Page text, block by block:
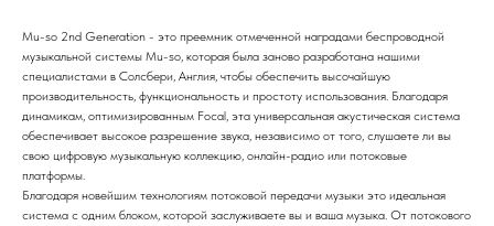
Mu-so 2nd Generation - это преемник отмеченной наградами беспроводной
музыкальной системы Mu-so, которая была заново разработана нашими
специалистами в Солсбери, Англия, чтобы обеспечить высочайшую
производительность, функциональность и простоту использования. Благодаря
динамикам, оптимизированным Focal, эта универсальная акустическая система
обеспечивает высокое разрешение звука, независимо от того, слушаете ли вы
свою цифровую музыкальную коллекцию, онлайн-радио или потоковые
платформы.
Благодаря новейшим технологиям потоковой передачи музыки это идеальная
система с одним блоком, которой заслуживаете вы и ваша музыка. От потокового